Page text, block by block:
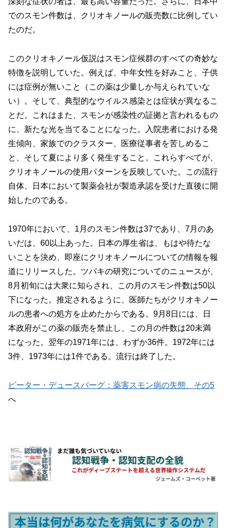
でのスモン件数は、クリオキノールの販売数に比例してい
たのだ。
このクリオキノール仮説はスモン症候群のすべての奇妙な
特徴を説明していた。例えば、中年女性を好みこと、子供
には症例が無いこと（この薬は少量しか与えられていな
い）。そして、典型的なウイルス感染とは症状が異なるこ
とだ。これはまた、スモンが感染性の証拠と言われるもの
に、新たな光を当てることになった。入院患者における発
生傾向、家族でのクラスター、医療従事者を苦しめるこ
と、そして夏により多く発生すること。これらすべてが、
クリオキノールの使用パターンを反映していた。この流行
自体、日本において製薬会社が製造承認を受けた直後に開
始したのである。
1970年において、1月のスモン件数は37であり、7月のあ
いだは、60以上あった。日本の厚生省は、もはや待たな
いことを決め、即座にクリオキノールについての情報を報
道にリリースした。ツバキの研究についてのニュースが、
8月初旬には大衆に知らされ、この月のスモン件数は50以
下になった。推定されるように、医師たちがクリオキノー
ルの患者への処方を止めたからである。9月8日には、日
本政府がこの薬の販売を禁止し、この月の件数は20未満
になった。翌年の1971年には、わずか36件。1972年には
3件、1973年には1件である。流行は終了した。
ピーター・デュースバーグ：薬害スモン病の失態、その5
へ